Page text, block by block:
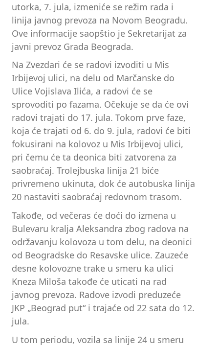
utorka, 7. jula, izmeniće se režim rada i
linija javnog prevoza na Novom Beogradu.
Ove informacije saopštio je Sekretarijat za
javni prevoz Grada Beograda.
Na Zvezdari će se radovi izvoditi u Mis
Irbijevoj ulici, na delu od Marčanske do
Ulice Vojislava Ilića, a radovi će se
sprovoditi po fazama. Očekuje se da će ovi
radovi trajati do 17. jula. Tokom prve faze,
koja će trajati od 6. do 9. jula, radovi će biti
fokusirani na kolovoz u Mis Irbijevoj ulici,
pri čemu će ta deonica biti zatvorena za
saobraćaj. Trolejbuska linija 21 biće
privremeno ukinuta, dok će autobuska linija
20 nastaviti saobraćaj redovnom trasom.
Takođe, od večeras će doći do izmena u
Bulevaru kralja Aleksandra zbog radova na
održavanju kolovoza u tom delu, na deonici
od Beogradske do Resavske ulice. Zauzeće
desne kolovozne trake u smeru ka ulici
Kneza Miloša takođe će uticati na rad
javnog prevoza. Radove izvodi preduzeće
JKP „Beograd put“ i trajaće od 22 sata do 12.
jula.
U tom periodu, vozila sa linije 24 u smeru